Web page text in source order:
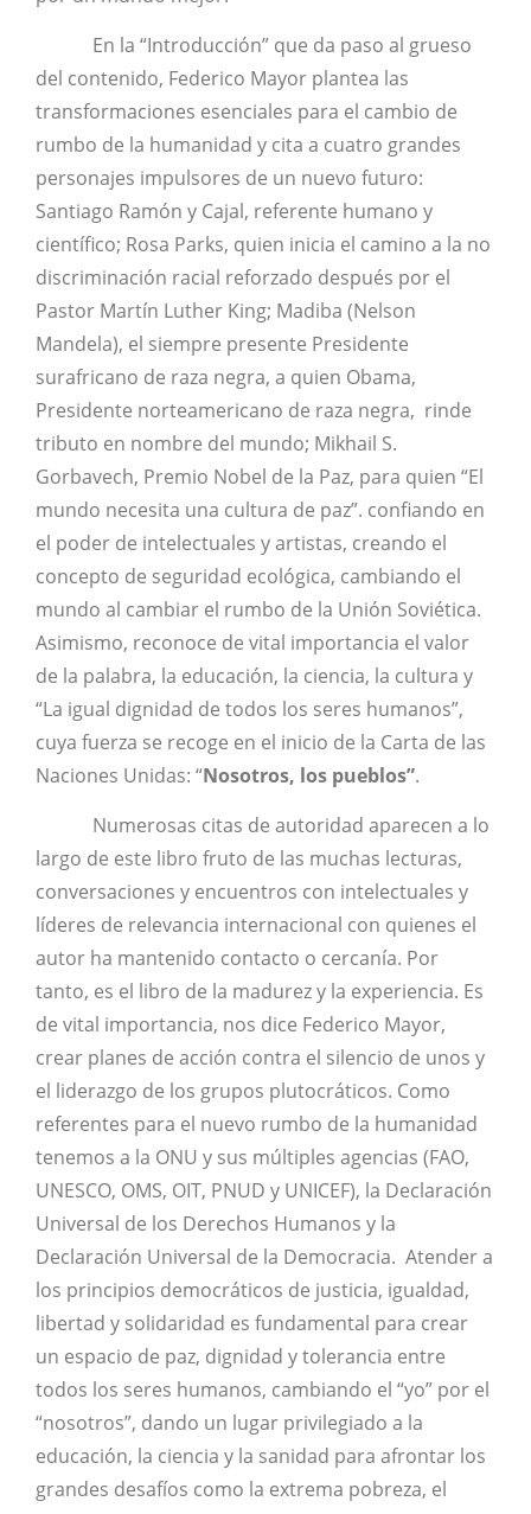
En la “Introducción” que da paso al grueso
del contenido, Federico Mayor plantea las
transformaciones esenciales para el cambio de
rumbo de la humanidad y cita a cuatro grandes
personajes impulsores de un nuevo futuro:
Santiago Ramón y Cajal, referente humano y
científico; Rosa Parks, quien inicia el camino a la no
discriminación racial reforzado después por el
Pastor Martín Luther King; Madiba (Nelson
Mandela), el siempre presente Presidente
surafricano de raza negra, a quien Obama,
Presidente norteamericano de raza negra, rinde
tributo en nombre del mundo; Mikhail S.
Gorbavech, Premio Nobel de la Paz, para quien “El
mundo necesita una cultura de paz”. confiando en
el poder de intelectuales y artistas, creando el
concepto de seguridad ecológica, cambiando el
mundo al cambiar el rumbo de la Unión Soviética.
Asimismo, reconoce de vital importancia el valor
de la palabra, la educación, la ciencia, la cultura y
“La igual dignidad de todos los seres humanos”,
cuya fuerza se recoge en el inicio de la Carta de las
Naciones Unidas: “Nosotros, los pueblos”.
Numerosas citas de autoridad aparecen a lo
largo de este libro fruto de las muchas lecturas,
conversaciones y encuentros con intelectuales y
líderes de relevancia internacional con quienes el
autor ha mantenido contacto o cercanía. Por
tanto, es el libro de la madurez y la experiencia. Es
de vital importancia, nos dice Federico Mayor,
crear planes de acción contra el silencio de unos y
el liderazgo de los grupos plutocráticos. Como
referentes para el nuevo rumbo de la humanidad
tenemos a la ONU y sus múltiples agencias (FAO,
UNESCO, OMS, OIT, PNUD y UNICEF), la Declaración
Universal de los Derechos Humanos y la
Declaración Universal de la Democracia. Atender a
los principios democráticos de justicia, igualdad,
libertad y solidaridad es fundamental para crear
un espacio de paz, dignidad y tolerancia entre
todos los seres humanos, cambiando el “yo” por el
“nosotros”, dando un lugar privilegiado a la
educación, la ciencia y la sanidad para afrontar los
grandes desafíos como la extrema pobreza, el